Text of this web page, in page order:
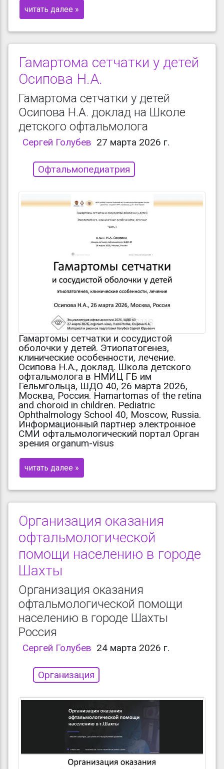
читать далее »
Гамартома сетчатки у детей
Осипова Н.А.
Гамартома сетчатки у детей
Осипова Н.А. доклад на Школе
детского офтальмолога
Сергей Голубев 27 марта 2026 г.
Офтальмопедиатрия
Гамартомы сетчатки и сосудистой
оболочки у детей. Этиопатогенез,
клинические особенности, лечение.
Осипова Н.А., доклад. Школа детского
офтальмолога в НМИЦ ГБ им
Гельмгольца, ШДО 40, 26 марта 2026,
Москва, Россия. Hamartomas of the retina
and choroid in children. Pediatric
Ophthalmology School 40, Moscow, Russia.
Информационный партнер электронное
СМИ офтальмологический портал Орган
зрения organum-visus
читать далее »
Организация оказания
офтальмологической
помощи населению в городе
Шахты
Организация оказания
офтальмологической помощи
населению в городе Шахты
Россия
Сергей Голубев 24 марта 2026 г.
Организация